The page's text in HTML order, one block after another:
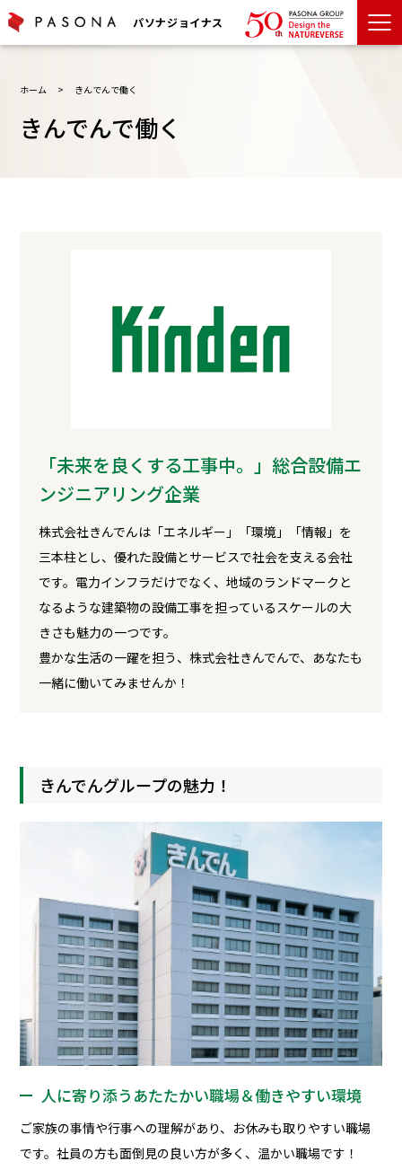
パソナジョイナス
ホーム > きんでんで働く
きんでんで働く
「未来を良くする工事中。」 総合設備エ
ンジニアリング企業
株式会社きんでんは「エネルギー」「環境」「情報」を
三本柱とし、優れた設備とサービスで社会を支える会社
です。電力インフラだけでなく、地域のランドマークと
なるような建築物の設備工事を担っているスケールの大
きさも魅力の一つです。
豊かな生活の一躍を担う、株式会社きんでんで、あなたも
一緒に働いてみませんか！
きんでんグループの魅力！
人に寄り添うあたたかい職場＆働きやすい環境
ご家族の事情や行事への理解があり、お休みも取りやすい職場
です。社員の方も面倒見の良い方が多く、温かい職場です！